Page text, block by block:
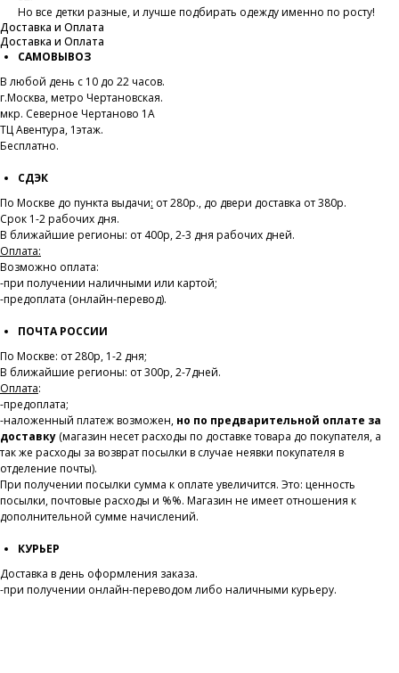
Но все детки разные, и лучше подбирать одежду именно по росту!
Доставка и Оплата
Доставка и Оплата
САМОВЫВОЗ
В любой день с 10 до 22 часов.
г.Москва, метро Чертановская.
мкр. Северное Чертаново 1А
ТЦ Авентура, 1этаж.
Бесплатно.
СДЭК
По Москве до пункта выдачи: от 280р., до двери доставка от 380р.
Срок 1-2 рабочих дня.
В ближайшие регионы: от 400р, 2-3 дня рабочих дней.
Оплата:
Возможно оплата:
-при получении наличными или картой;
-предоплата (онлайн-перевод).
ПОЧТА РОССИИ
По Москве: от 280р, 1-2 дня;
В ближайшие регионы: от 300р, 2-7дней.
Оплата:
-предоплата;
-наложенный платеж возможен, но по предварительной оплате за
доставку (магазин несет расходы по доставке товара до покупателя, а
так же расходы за возврат посылки в случае неявки покупателя в
отделение почты).
При получении посылки сумма к оплате увеличится. Это: ценность
посылки, почтовые расходы и %%. Магазин не имеет отношения к
дополнительной сумме начислений.
КУРЬЕР
Доставка в день оформления заказа.
-при получении онлайн-переводом либо наличными курьеру.